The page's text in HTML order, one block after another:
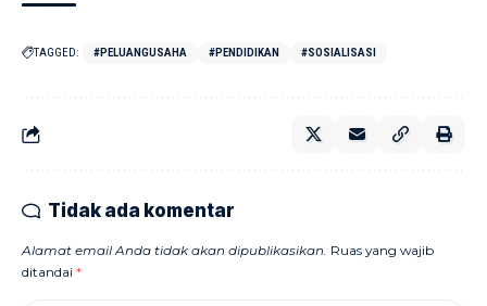
TAGGED: #PELUANGUSAHA #PENDIDIKAN #SOSIALISASI
Tidak ada komentar
Alamat email Anda tidak akan dipublikasikan. Ruas yang wajib
ditandai *